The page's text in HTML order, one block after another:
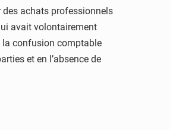
des achats professionnels
avait volontairement
la confusion comptable
et en l’absence de